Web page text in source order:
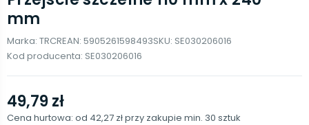
mm
Marka: TRCREAN: 5905261598493SKU: SE030206016
Kod producenta: SE030206016
49,79 zł
Cena hurtowa: od 42,27 złprzy zakupie min. 30 sztuk